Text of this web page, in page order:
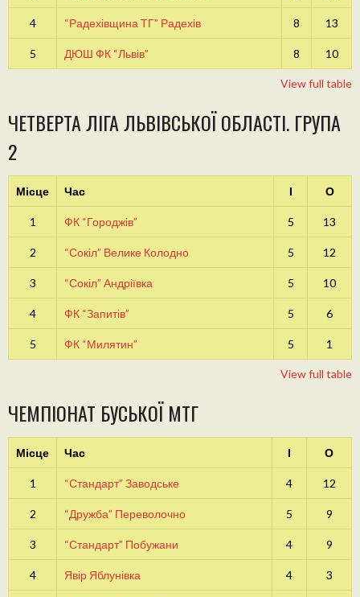
4 “Радехівщина ТГ” Радехів 8 13
5 ДЮШ ФК “Львів” 8 10
View full table
ЧЕТВЕРТА ЛІГА ЛЬВІВСЬКОЇ ОБЛАСТІ. ГРУПА
2
Місце Час І О
1 ФК “Городжів” 5 13
2 “Сокіл” Велике Колодно 5 12
3 “Сокіл” Андріївка 5 10
4 ФК “Запитів” 5 6
5 ФК “Милятин” 5 1
View full table
ЧЕМПІОНАТ БУСЬКОЇ МТГ
Місце Час І О
1 “Стандарт” Заводське 4 12
2 “Дружба” Переволочно 5 9
3 “Стандарт” Побужани 4 9
4 Явір Яблунівка 4 3